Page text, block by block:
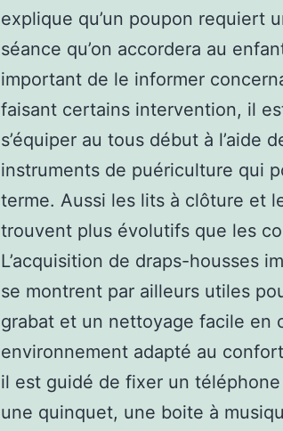
explique qu’un poupon requiert
séance qu’on accordera au
important de le informer
faisant certains intervention, il
s’équiper au tous début à l’aide
instruments de puériculture qui
terme. Aussi les lits à clôture et
trouvent plus évolutifs que les
L’acquisition de draps-housses
se montrent par ailleurs utiles
grabat et un nettoyage facile en
environnement adapté au
il est guidé de fixer un
une quinquet, une boite à